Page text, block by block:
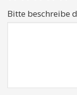
Bitte beschreibe